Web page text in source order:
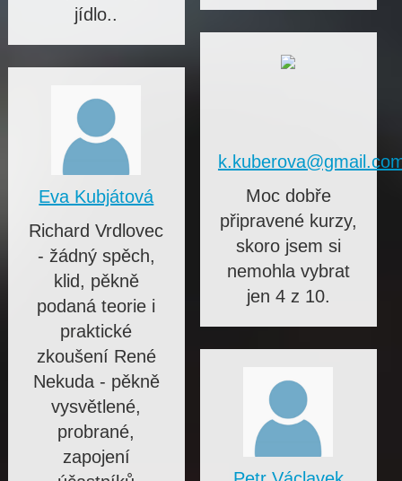
jídlo..
Moc dobře
připravené kurzy,
skoro jsem si
nemohla vybrat
jen 4 z 10.
Eva Kubjátová
Richard Vrdlovec
- žádný spěch,
klid, pěkně
podaná teorie i
praktické
zkoušení René
Nekuda - pěkně
vysvětlené,
probrané,
zapojení